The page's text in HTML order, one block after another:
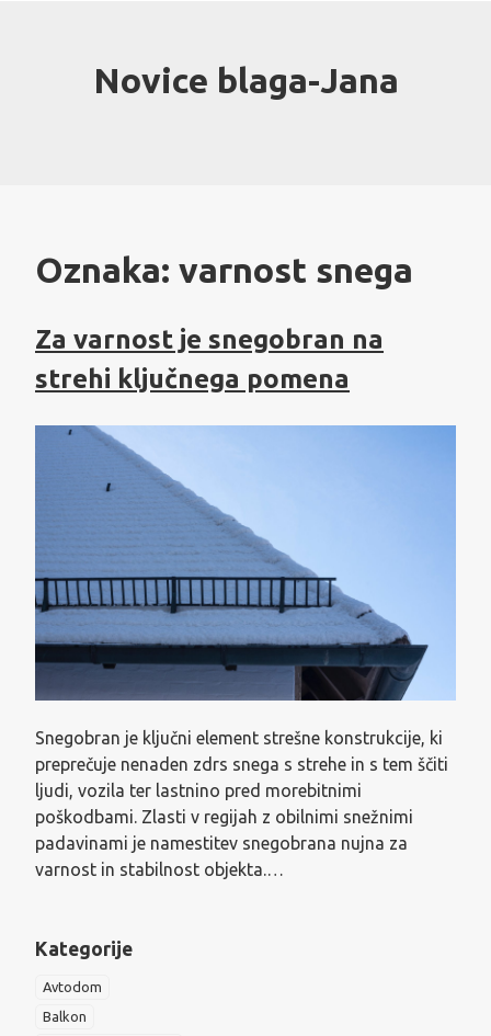
Novice blaga-Jana
Oznaka: varnost snega
Za varnost je snegobran na
strehi ključnega pomena
Snegobran je ključni element strešne konstrukcije, ki
preprečuje nenaden zdrs snega s strehe in s tem ščiti
ljudi, vozila ter lastnino pred morebitnimi
poškodbami. Zlasti v regijah z obilnimi snežnimi
padavinami je namestitev snegobrana nujna za
varnost in stabilnost objekta.…
Kategorije
Avtodom
Balkon